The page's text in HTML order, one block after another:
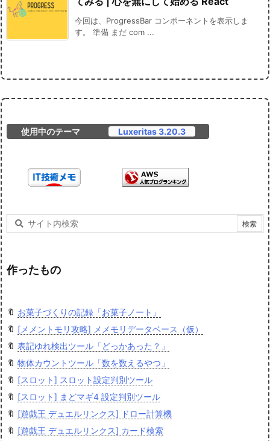
今回は、ProgressBar コンポーネントを表示しま
す。 準備 まだ com ...
使用中のテーマ Luxeritas 3.20.3
作ったもの
🔖 お菓子づくりの記録「お菓子ノート」
🔖 [メメントモリ攻略] メメモリデータベース（仮）
🔖 表記ゆれ検出ツール「どっかあった？」
🔖 物体カウントツール「数を数えるやつ」
🔖 [スロット] スロット設定判別ツール
🔖 [スロット] まどマギ4 設定判別ツール
🔖 [遊戯王 デュエルリンクス] ドロー計算機
🔖 [遊戯王 デュエルリンクス] カード検索